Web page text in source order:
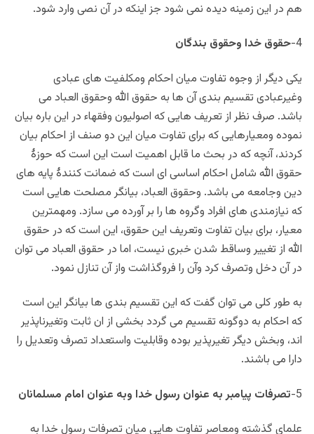
هم در این زمینه دیده نمی شود جز اینکه در آن نصی وارد شود.
4- حقوق خدا وحقوق بندگان
یکی دیگر از وجوه تفاوت میان احکام ومکلفیت های عبادی
وغیرعبادی تقسیم بندی آن ها به حقوق الله وحقوق العباد می
باشد. صرف نظر از تعریف هایی که اصولیون وفقهاء در این باره بیان
نموده ومعیارهایی که برای تفاوت میان این دو صنف از احکام بیان
کردند، آنچه که در بحث ما قابل اهمیت است این است که حوزۀ
حقوق الله شامل احکام اساسی ای است که ضمانت کنندۀ پایه های
دین وجامعه می باشد. وحقوق العباد، بیانگر مصلحت هایی است
كه نيازمندی های افراد وگروه ها را بر آورده می سازد. ومهمترین
معیار، برای بیان تفاوت وتعریف این حقوق، این است که در حقوق
الله از تغییر وساقط شدن خبری نیست، اما در حقوق العباد می توان
در آن دخل وتصرف کرد وآن را فروگذاشت واز آن تنازل نمود.
به طور کلی می توان گفت که این تقسیم بندی ها بیانگر این است
که احکام به دوگونه تقسیم می گردد بخشی از ان ثابت وتغیرناپذیر
اند، وبخش دیگر تغیرپذیر بوده وقابلیت واستعداد تصرف وتعدیل را
دارا می باشند.
5- تصرفات پیامبر به عنوان رسول خدا وبه عنوان امام مسلمانان
علمای گذشته ومعاصر تفاوت هایی میان تصرفات رسول خدا به